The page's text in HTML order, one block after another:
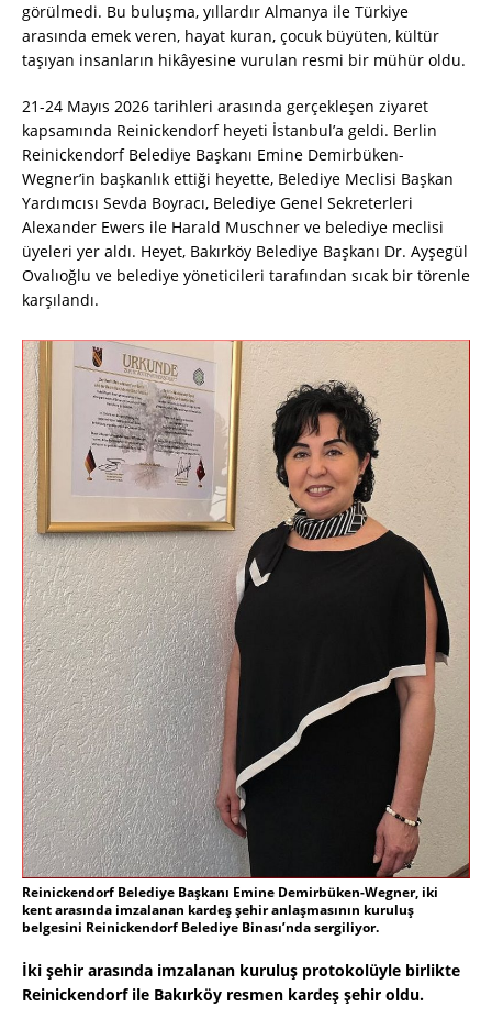
görülmedi. Bu buluşma, yıllardır Almanya ile Türkiye
arasında emek veren, hayat kuran, çocuk büyüten, kültür
taşıyan insanların hikâyesine vurulan resmi bir mühür oldu.
21-24 Mayıs 2026 tarihleri arasında gerçekleşen ziyaret
kapsamında Reinickendorf heyeti İstanbul’a geldi. Berlin
Reinickendorf Belediye Başkanı Emine Demirbüken-
Wegner’in başkanlık ettiği heyette, Belediye Meclisi Başkan
Yardımcısı Sevda Boyracı, Belediye Genel Sekreterleri
Alexander Ewers ile Harald Muschner ve belediye meclisi
üyeleri yer aldı. Heyet, Bakırköy Belediye Başkanı Dr. Ayşegül
Ovalıoğlu ve belediye yöneticileri tarafından sıcak bir törenle
karşılandı.
Reinickendorf Belediye Başkanı Emine Demirbüken-Wegner, iki
kent arasında imzalanan kardeş şehir anlaşmasının kuruluş
belgesini Reinickendorf Belediye Binası’nda sergiliyor.
İki şehir arasında imzalanan kuruluş protokolüyle birlikte
Reinickendorf ile Bakırköy resmen kardeş şehir oldu.